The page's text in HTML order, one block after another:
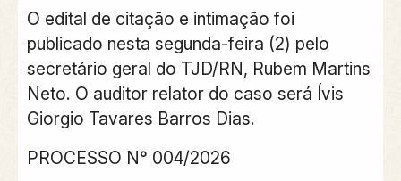
O edital de citação e intimação foi
publicado nesta segunda-feira (2) pelo
secretário geral do TJD/RN, Rubem Martins
Neto. O auditor relator do caso será Ívis
Giorgio Tavares Barros Dias.
PROCESSO N° 004/2026